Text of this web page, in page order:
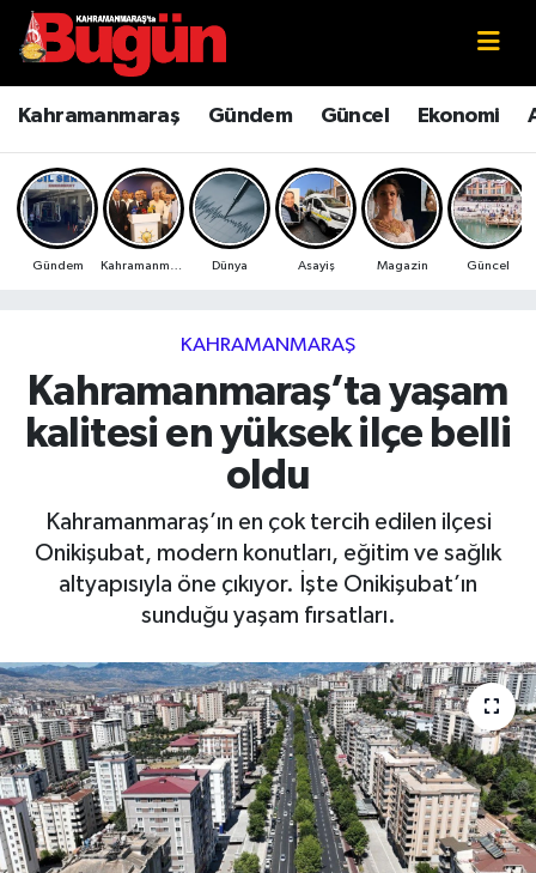
Kahramanmaraş Gündem Güncel Ekonomi
Gündem Dünya Asayiş Magazin Güncel
KAHRAMANMARAŞ
Kahramanmaraş’ta yaşam
kalitesi en yüksek ilçe belli
oldu
Kahramanmaraş’ın en çok tercih edilen ilçesi
Onikişubat, modern konutları, eğitim ve sağlık
altyapısıyla öne çıkıyor. İşte Onikişubat’ın
sunduğu yaşam fırsatları.
Kahramanmaraş
Kahramanmaraş Sokak Röportajları
Bilim ve Teknoloji
Çevre
Ekonomi
Güncel
Haberde İnsan
Magazin
Manşet Altı
Manşetler
Kahramanmaraş Nöbetçi Eczaneler
Kahramanmaraş Hava Durumu
Kahramanmaraş Namaz Vakitleri
Kahramanmaraş Trafik Yoğunluk Haritası
Süper Lig Puan Durumu ve Fikstür
Tüm Manşetler
Son Dakika Haberleri
Haber Arşivi